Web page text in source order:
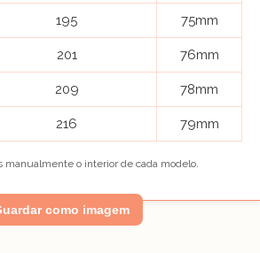
195 75mm
201 76mm
209 78mm
216 79mm
manualmente o interior de cada modelo.
como imagem